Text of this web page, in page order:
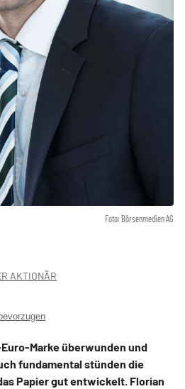
Foto: Börsenmedien AG
AKTIONÄR
Marke überwunden und
fundamental stünden die
Papier gut entwickelt. Florian